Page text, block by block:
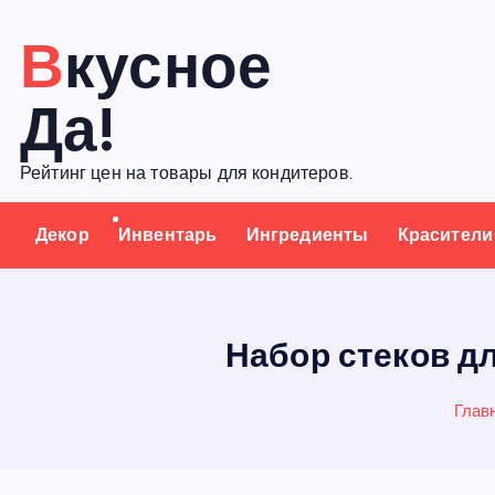
с
Вкусное
Да!
Рейтинг цен на товары для кондитеров.
Декор Инвентарь Ингредиенты Красители
Набор стеков